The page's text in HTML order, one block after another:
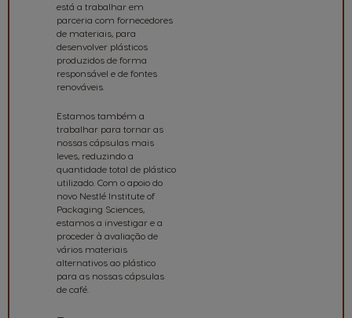
está a trabalhar em
parceria com fornecedores
de materiais, para
desenvolver plásticos
produzidos de forma
responsável e de fontes
renováveis.
Estamos também a
trabalhar para tornar as
nossas cápsulas mais
leves, reduzindo a
quantidade total de plástico
utilizado. Com o apoio do
novo Nestlé Institute of
Packaging Sciences,
estamos a investigar e a
proceder à avaliação de
vários materiais
alternativos ao plástico
para as nossas cápsulas
de café.